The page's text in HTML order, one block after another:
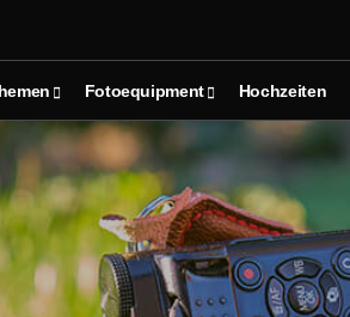
Fotoequipment Hochzeiten